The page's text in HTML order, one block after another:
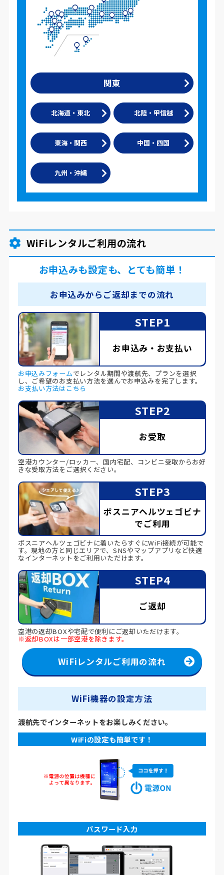
関東
北海道・東北 北陸・甲信越
東海・関西 中国・四国
九州・沖縄
WiFiレンタルご利用の流れ
お申込みも設定も、とても簡単！
お申込みからご返却までの流れ
STEP1
お申込み・お支払い
お申込みフォームでレンタル期間や渡航先、プランを選択
し、ご希望のお支払い方法を選んでお申込みを完了します。
お支払い方法はこちら
STEP2
お受取
空港カウンター/ロッカー、国内宅配、コンビニ受取からお好
きな受取方法をご選択ください。
STEP3
ボスニアヘルツェゴビナ
でご利用
ボスニアヘルツェゴビナに着いたらすぐにWiFi接続が可能で
す。現地の方と同じエリアで、SNSやマップアプリなど快適
なインターネットをご利用いただけます。
STEP4
ご返却
空港の返却BOXや宅配で便利にご返却いただけます。
※返却BOXは一部空港を除きます。
WiFiレンタルご利用の流れ
WiFi機器の設定方法
渡航先でインターネットをお楽しみください。
WiFiの設定も簡単です！
パスワード入力